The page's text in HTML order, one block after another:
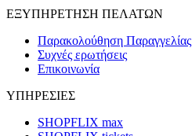
ΕΞΥΠΗΡΕΤΗΣΗ ΠΕΛΑΤΩΝ
Παρακολούθηση Παραγγελίας
Συχνές ερωτήσεις
Επικοινωνία
ΥΠΗΡΕΣΙΕΣ
SHOPFLIX max